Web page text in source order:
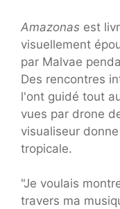
Amazonas est
visuellement
par Malvae
Des rencontres
l'ont guidé tout
vues par drone
visualiseur
tropicale.
"Je voulais
travers ma